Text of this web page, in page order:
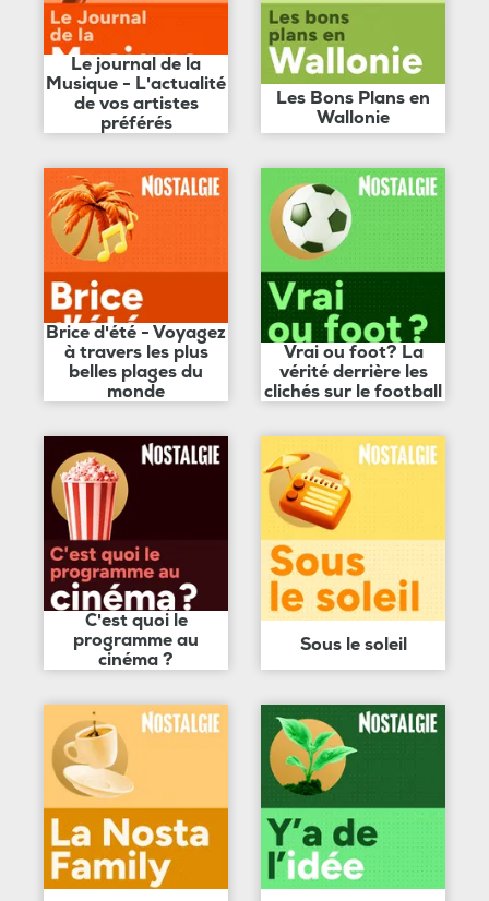
Le journal de la
Musique - L'actualité
de vos artistes
préférés
Les Bons Plans en
Wallonie
Brice d'été - Voyagez
à travers les plus
belles plages du
monde
Vrai ou foot? La
vérité derrière les
clichés sur le football
C'est quoi le
programme au
cinéma ?
Sous le soleil